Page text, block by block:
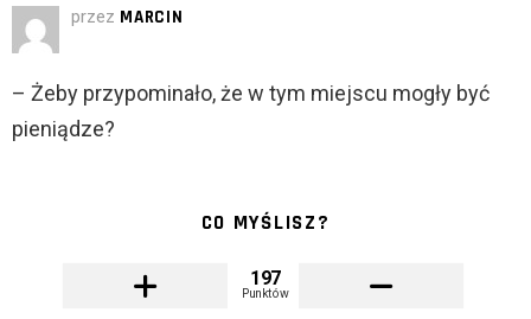
przez MARCIN
– Żeby przypominało, że w tym miejscu mogły być
pieniądze?
CO MYŚLISZ?
197
Punktów